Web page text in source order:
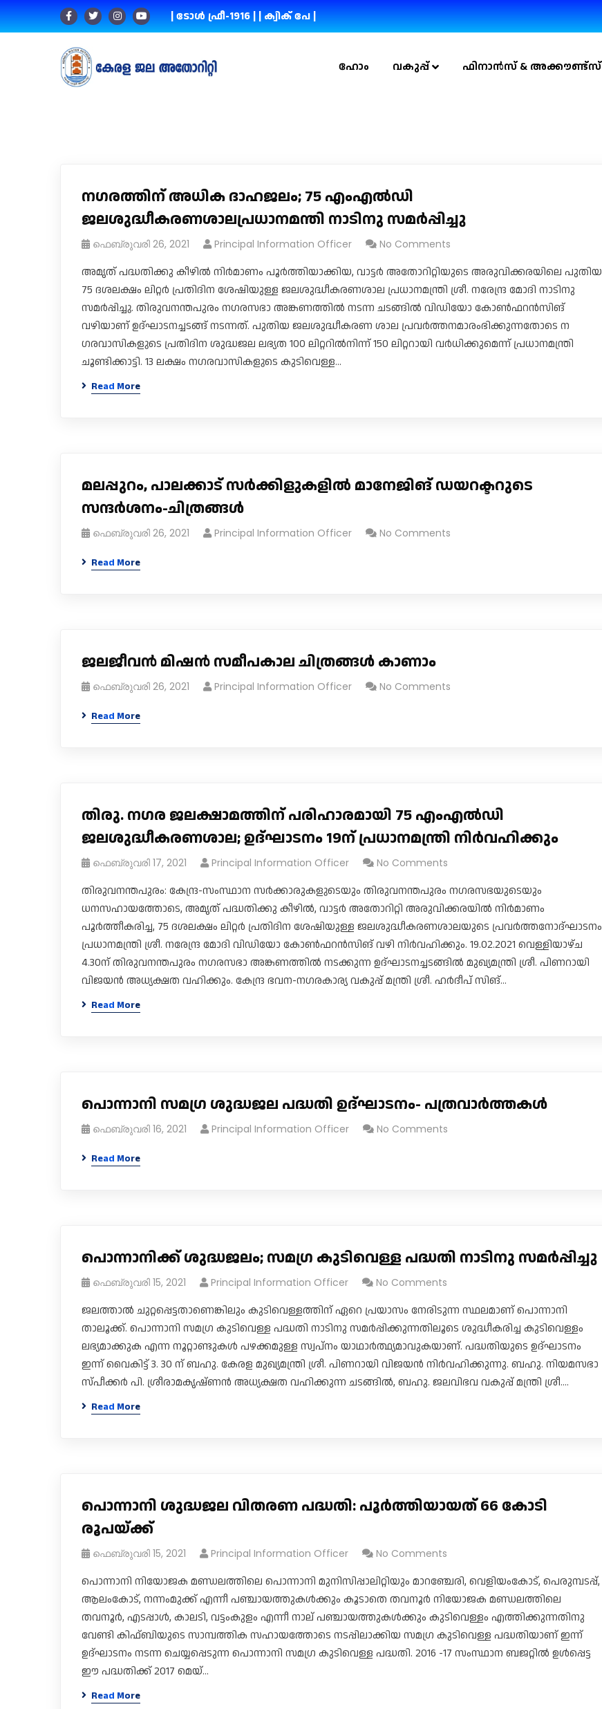
| ടോൾ ഫ്രീ-1916 || ക്വിക് പേ |
ഹോം വകുപ്പ് ഫിനാൻസ് & അക്കൗണ്ട്സ്
ന​ഗരത്തിന് അധിക ദാഹജലം; 75 എംഎൽഡി
ജലശുദ്ധീകരണശാലപ്രധാനമന്തി നാടിനു സമർപ്പിച്ചു
ഫെബ്രുവരി 26, 2021 Principal Information Officer No Comments
അമൃത് പദ്ധതിക്കു കീഴിൽ നിർമാണം പൂർത്തിയാക്കിയ, വാട്ടർ അതോറിറ്റിയുടെ അരുവിക്കരയിലെ പുതിയ
75 ദശലക്ഷം ലിറ്റർ പ്രതിദിന ശേഷിയുള്ള ജലശുദ്ധീകരണശാല പ്രധാനമന്ത്രി ശ്രീ. നരേന്ദ്ര മോദി നാടിനു
സമർപ്പിച്ചു. തിരുവനന്തപുരം ന​ഗരസഭാ അങ്കണത്തിൽ നടന്ന ചടങ്ങിൽ വിഡിയോ കോൺഫറൻസിങ്
വഴിയാണ് ഉദ്ഘാടനച്ചടങ്ങ് നടന്നത്. പുതിയ ജലശുദ്ധീകരണ ശാല പ്രവർത്തനമാരംഭിക്കുന്നതോടെ ന​
ഗരവാസികളുടെ പ്രതിദിന ശുദ്ധജല ലഭ്യത 100 ലിറ്ററിൽനിന്ന് 150 ലിറ്ററായി വർധിക്കുമെന്ന് പ്രധാനമന്ത്രി
ചൂണ്ടിക്കാട്ടി. 13 ലക്ഷം ന​ഗരവാസികളുടെ കുടിവെള്ള…
Read More
മലപ്പുറം, പാലക്കാട് സർക്കിളുകളിൽ മാനേജിങ് ഡയറക്ടറുടെ
സന്ദർശനം-ചിത്രങ്ങൾ
ഫെബ്രുവരി 26, 2021 Principal Information Officer No Comments
Read More
ജലജീവൻ മിഷൻ സമീപകാല ചിത്രങ്ങൾ കാണാം
ഫെബ്രുവരി 26, 2021 Principal Information Officer No Comments
Read More
തിരു. ന​ഗര ജലക്ഷാമത്തിന് പരിഹാരമായി 75 എംഎൽഡി
ജലശുദ്ധീകരണശാല; ഉദ്ഘാടനം 19ന് പ്രധാനമന്ത്രി നിർവഹിക്കും
ഫെബ്രുവരി 17, 2021 Principal Information Officer No Comments
തിരുവനന്തപുരം: കേന്ദ്ര-സംസ്ഥാന സർക്കാരുകളുടെയും തിരുവനന്തപുരം ന​ഗരസഭയുടെയും
ധനസഹായത്തോടെ, അമൃത് പദ്ധതിക്കു കീഴിൽ, വാട്ടർ അതോറിറ്റി അരുവിക്കരയിൽ നിർമാണം
പൂർത്തീകരിച്ച, 75 ദശലക്ഷം ലിറ്റർ പ്രതിദിന ശേഷിയുള്ള ജലശുദ്ധീകരണശാലയുടെ പ്രവർത്തനോദ്ഘാടനം
പ്രധാനമന്ത്രി ശ്രീ. നരേന്ദ്ര മോദി വിഡിയോ കോൺഫറൻസിങ് വഴി നിർവഹിക്കും. 19.02.2021 വെള്ളിയാഴ്ച
4.30ന് ​തിരുവനന്തപുരം ന​ഗരസഭാ അങ്കണത്തിൽ നടക്കുന്ന ഉദ്ഘാടനച്ചടങ്ങിൽ മുഖ്യമന്ത്രി ശ്രീ. പിണറായി
വിജയൻ അധ്യക്ഷത വഹിക്കും. കേന്ദ്ര ഭവന-​ന​ഗരകാര്യ വകുപ്പ് മന്ത്രി ശ്രീ. ഹർദീപ് സിങ്…
Read More
പൊന്നാനി സമഗ്ര ശുദ്ധജല പദ്ധതി ഉദ്ഘാടനം- പത്രവാർത്തകൾ
ഫെബ്രുവരി 16, 2021 Principal Information Officer No Comments
Read More
പൊന്നാനിക്ക് ശുദ്ധജലം; സമ​ഗ്ര കുടിവെള്ള പദ്ധതി നാടിനു സമർപ്പിച്ചു
ഫെബ്രുവരി 15, 2021 Principal Information Officer No Comments
ജലത്താൽ ചുറ്റപ്പെട്ടതാണെങ്കിലും കുടിവെള്ളത്തിന് ഏറെ പ്രയാസം നേരിടുന്ന സ്ഥലമാണ് പൊന്നാനി
താലൂക്ക്. പൊന്നാനി സമ​ഗ്ര കുടിവെള്ള പദ്ധതി നാടിനു സമർപ്പിക്കുന്നതിലൂടെ ശുദ്ധീകരിച്ച കുടിവെള്ളം
ലഭ്യമാക്കുക എന്ന നൂറ്റാണ്ടുകൾ പഴക്കമുള്ള സ്വപ്നം യാഥാർത്ഥ്യമാവുകയാണ്. പദ്ധതിയുടെ ഉദ്ഘാടനം
ഇന്ന് വൈകിട്ട് 3. 30 ന് ബഹു. കേരള മുഖ്യമന്ത്രി ശ്രീ. പിണറായി വിജയൻ നിർവഹിക്കുന്നു. ബഹു. നിയമസഭാ
സ്പീക്കർ പി. ശ്രീരാമകൃഷ്ണൻ അധ്യക്ഷത വഹിക്കുന്ന ചടങ്ങിൽ, ബഹു. ജലവിഭവ വകുപ്പ് മന്ത്രി ശ്രീ.…
Read More
പൊന്നാനി ശുദ്ധജല വിതരണ പദ്ധതി: പൂർത്തിയായത് 66 കോടി
രൂപയ്ക്ക്
ഫെബ്രുവരി 15, 2021 Principal Information Officer No Comments
പൊന്നാനി നിയോജക മണ്ഡലത്തിലെ പൊന്നാനി മുനിസിപ്പാലിറ്റിയും മാറഞ്ചേരി, വെളിയംകോട്, പെരുമ്പടപ്പ്,
ആലംകോട്, നന്നംമുക്ക് എന്നീ പഞ്ചായത്തുകൾക്കും കൂടാതെ തവനൂർ നിയോജക മണ്ഡലത്തിലെ
തവനൂർ, എടപ്പാൾ, കാലടി, വട്ടംകുളം എന്നീ നാല് പഞ്ചായത്തുകൾക്കും കുടിവെള്ളം എത്തിക്കുന്നതിനു
വേണ്ടി കിഫ്ബിയുടെ സാമ്പത്തിക സഹായത്തോടെ നടപ്പിലാക്കിയ സമഗ്ര കുടിവെള്ള പദ്ധതിയാണ് ഇന്ന്
ഉദ്ഘാടനം നടന്ന ചെയ്യപ്പെടുന്ന പൊന്നാനി സമഗ്ര കുടിവെള്ള പദ്ധതി. 2016 -17 സംസ്ഥാന ബജറ്റിൽ ഉൾപ്പെട്ട
ഈ പദ്ധതിക്ക് 2017 മെയ്…
Read More